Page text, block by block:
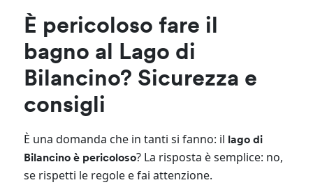
È pericoloso fare il
bagno al Lago di
Bilancino? Sicurezza e
consigli
È una domanda che in tanti si fanno: il lago di
Bilancino è pericoloso? La risposta è semplice: no,
se rispetti le regole e fai attenzione.